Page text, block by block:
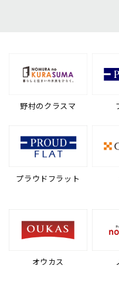
野村のクラスマ
プラウドフラット
オウカス